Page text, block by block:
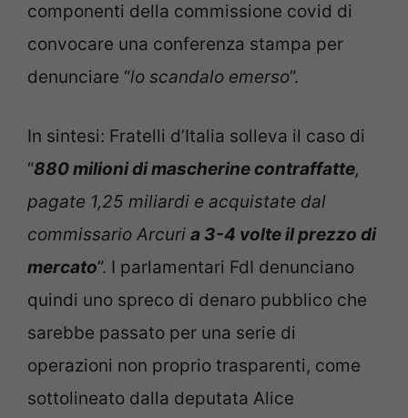
componenti della commissione covid di
convocare una conferenza stampa per
denunciare “lo scandalo emerso”.
In sintesi: Fratelli d’Italia solleva il caso di
“880 milioni di mascherine contraffatte,
pagate 1,25 miliardi e acquistate dal
commissario Arcuri a 3-4 volte il prezzo di
mercato”. I parlamentari FdI denunciano
quindi uno spreco di denaro pubblico che
sarebbe passato per una serie di
operazioni non proprio trasparenti, come
sottolineato dalla deputata Alice